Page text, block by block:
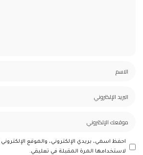
احفظ اسمي، بريدي الإلكتروني، والموقع
لاستخدامها المرة المقبلة في تعليقي.